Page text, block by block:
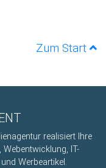
Zum Start
realisiert Ihre
IT-
Werbeartikel.